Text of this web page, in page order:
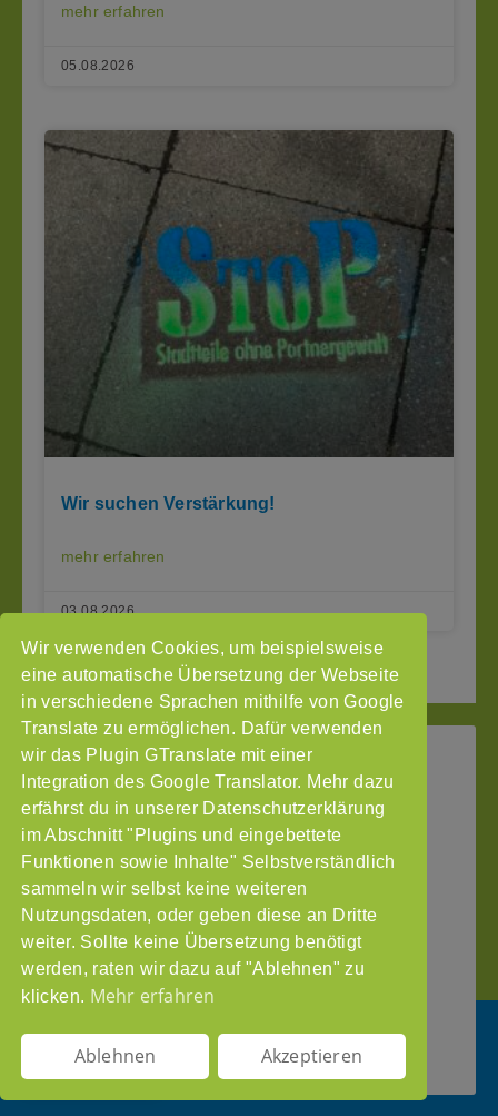
mehr erfahren
05.08.2026
Wir suchen Verstärkung!
mehr erfahren
03.08.2026
« Seite zurück 1 2 3 Seite vor »
Wir verwenden Cookies, um beispielsweise
eine automatische Übersetzung der Webseite
in verschiedene Sprachen mithilfe von Google
Translate zu ermöglichen. Dafür verwenden
wir das Plugin GTranslate mit einer
Integration des Google Translator. Mehr dazu
erfährst du in unserer Datenschutzerklärung
im Abschnitt "Plugins und eingebettete
Funktionen sowie Inhalte" Selbstverständlich
sammeln wir selbst keine weiteren
Nutzungsdaten, oder geben diese an Dritte
weiter. Sollte keine Übersetzung benötigt
werden, raten wir dazu auf "Ablehnen" zu
klicken. Mehr erfahren
Ablehnen Akzeptieren
StoP
–
Stadtteile
ohne
Partnergewalt
e.V.
Pinnasberg
27
20359
info@stop-
partnergewalt.org
Intranet
Impressum
Datenschutzerklärung
Gefördert
durch
DE